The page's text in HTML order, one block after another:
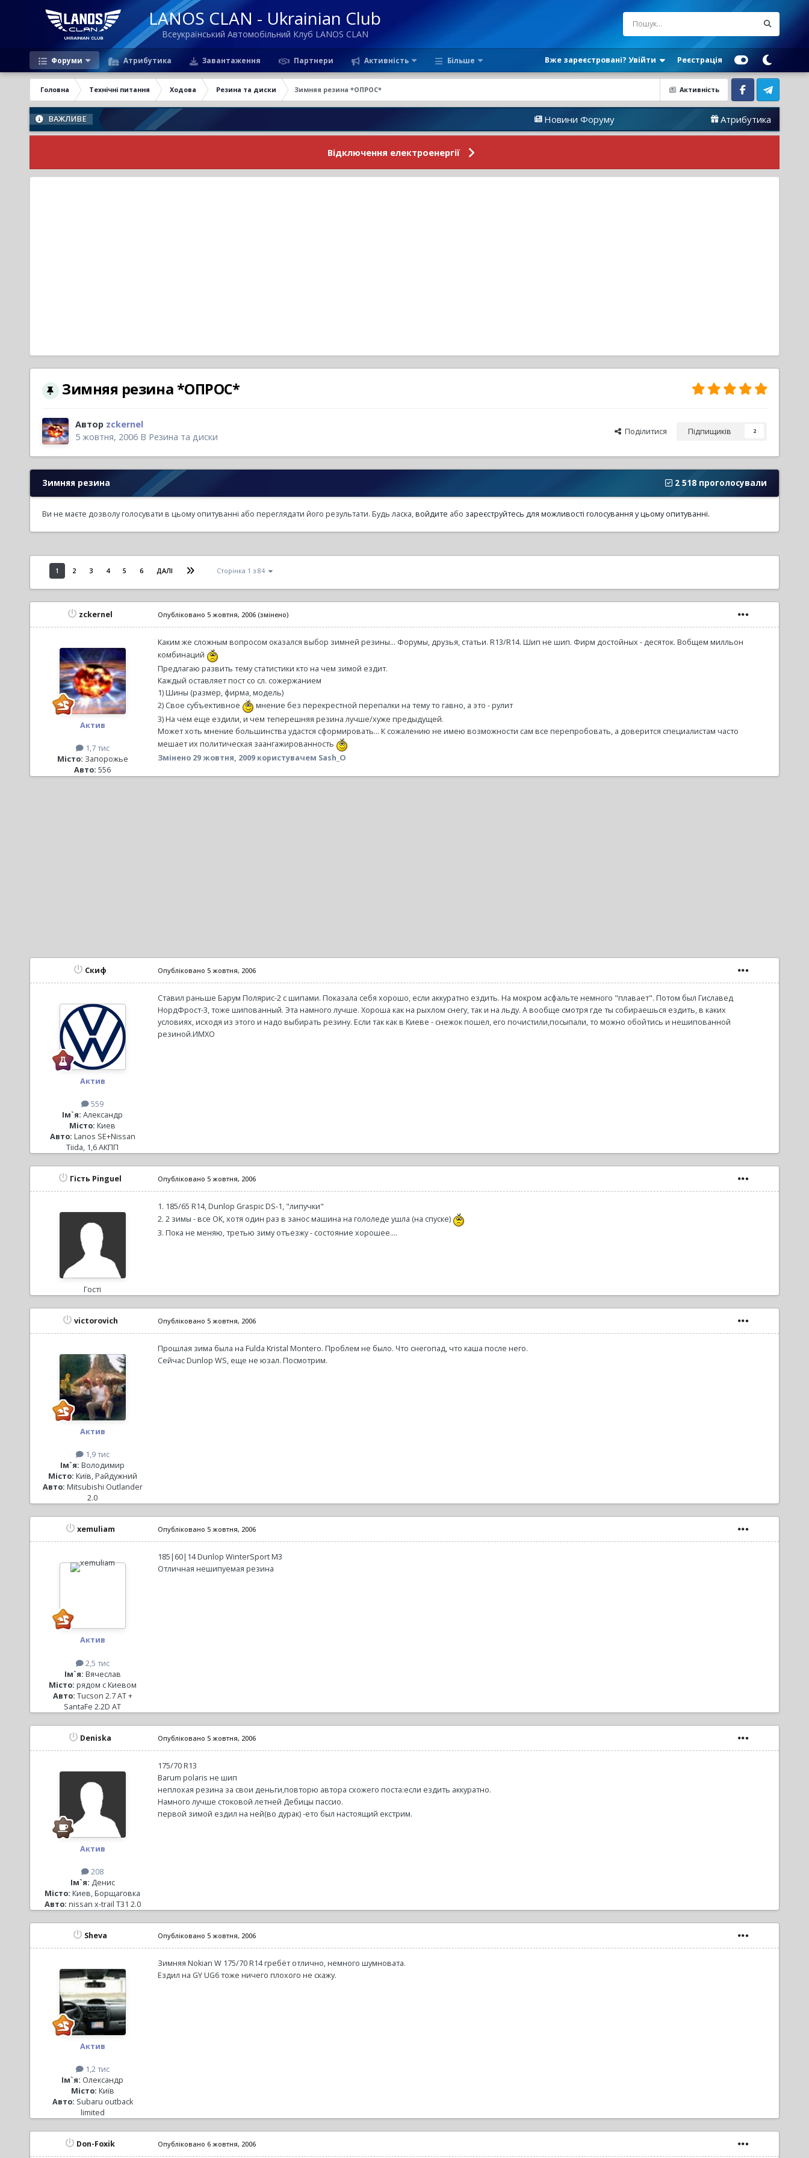
LANOS CLAN - Ukrainian Club
Всеукраїнський Автомобільний Клуб LANOS CLAN
Форуми Атрибутика Завантаження Партнери Активність Більше Вже зареєстровані? Увійти Реєстрація
Активність
Головна Технічні питання Ходова Резина та диски Зимняя резина *ОПРОС*
Facebook Telegram
ВАЖЛИВЕ Новини Форуму Атрибутика
Відключення електроенергії
Зимняя резина *ОПРОС*
Автор zckernel
5 жовтня, 2006В Резина та диски Поділитися Підпищиків 2
Зимняя резина 2 518 проголосували
Ви не маєте дозволу голосувати в цьому опитуванні або переглядати його результати. Будь ласка,войдите або зареєструйтесь для можливості голосування у цьому опитуванні.
1 2 3 4 5 6 ДАЛІ Сторінка 1 з 84
zckernel
Актив
1,7 тис
Місто: Запорожье
Авто: 556
Опубліковано 5 жовтня, 2006 (змінено)
Каким же сложным вопросом оказался выбор зимней резины... Форумы, друзья, статьи. R13/R14. Шип не шип. Фирм достойных - десяток. Вобщем милльон
комбинаций
Предлагаю развить тему статистики кто на чем зимой ездит.
Каждый оставляет пост со сл. сожержанием
1) Шины (размер, фирма, модель)
2) Свое субъективное
мнение без перекрестной перепалки на тему то гавно, а это - рулит
3) На чем еще ездили, и чем теперешняя резина лучше/хуже предыдущей.
Может хоть мнение большинства удастся сформировать... К сожалению не имею возможности сам все перепробовать, а доверится специалистам часто
мешает их политическая заангажированность
Змінено 29 жовтня, 2009користувачем Sash_O
Скиф
Актив
559
Ім`я: Александр
Місто: Киев
Авто: Lanos SE+Nissan
Tiida, 1,6 АКПП
Опубліковано 5 жовтня, 2006
Ставил раньше Барум Полярис-2 с шипами. Показала себя хорошо, если аккуратно ездить. На мокром асфальте немного "плавает". Потом был Гиславед
НордФрост-3, тоже шипованный. Эта намного лучше. Хороша как на рыхлом снегу, так и на льду. А вообще смотря где ты собираешься ездить, в каких
условиях, исходя из этого и надо выбирать резину. Если так как в Киеве - снежок пошел, его почистили,посыпали, то можно обойтись и нешипованной
резиной.ИМХО
Гість Pinguel
Гості
Опубліковано 5 жовтня, 2006
1. 185/65 R14, Dunlop Graspiс DS-1, "липучки"
2. 2 зимы - все ОК, хотя один раз в занос машина на гололеде ушла (на спуске)
3. Пока не меняю, третью зиму отъезжу - состояние хорошее....
victorovich
Актив
1,9 тис
Ім`я: Володимир
Місто: Київ, Райдужний
Авто: Mitsubishi Outlander
2.0
Опубліковано 5 жовтня, 2006
Прошлая зима была на Fulda Kristal Montero. Проблем не было. Что снегопад, что каша после него.
Сейчас Dunlop WS, еще не юзал. Посмотрим.
xemuliam
Актив
2,5 тис
Ім`я: Вячеслав
Місто: рядом с Киевом
Авто: Tucson 2.7 AT +
SantaFe 2.2D AT
Опубліковано 5 жовтня, 2006
185|60|14 Dunlop WinterSport M3
Отличная нешипуемая резина
Deniska
Актив
208
Ім`я: Денис
Місто: Киев, Борщаговка
Авто: nissan x-trail T31 2.0
Опубліковано 5 жовтня, 2006
175/70 R13
Barum polaris не шип
неплохая резина за свои деньги,повторю автора схожего поста:если ездить аккуратно.
Намного лучше стоковой летней Дебицы пассио.
первой зимой ездил на ней(во дурак) -ето был настоящий екстрим.
Sheva
Актив
1,2 тис
Ім`я: Олександр
Місто: Київ
Авто: Subaru outback
limited
Опубліковано 5 жовтня, 2006
Зимняя Nokian W 175/70 R14 гребёт отлично, немного шумновата.
Ездил на GY UG6 тоже ничего плохого не скажу.
Don-Foxik Опубліковано 6 жовтня, 2006